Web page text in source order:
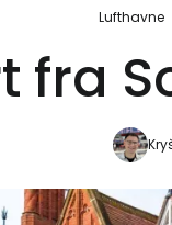
Lufthavne
fra